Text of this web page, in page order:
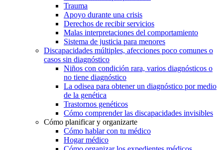
Trauma
Apoyo durante una crisis
Derechos de recibir servicios
Malas interpretaciones del comportamiento
Sistema de justicia para menores
Discapacidades múltiples, afecciones poco comunes o
casos sin diagnóstico
Niños con condición rara, varios diagnósticos o
no tiene diagnóstico
La odisea para obtener un diagnóstico por medio
de la genética
Trastornos genéticos
Cómo comprender las discapacidades invisibles
Cómo planificar y organizarte
Cómo hablar con tu médico
Hogar médico